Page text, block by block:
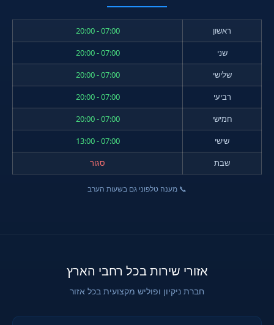
ראשון
07:00 - 20:00
שני
07:00 - 20:00
שלישי
07:00 - 20:00
רביעי
07:00 - 20:00
חמישי
07:00 - 20:00
שישי
07:00 - 13:00
שבת
סגור
📞 מענה טלפוני גם בשעות הערב
אזורי שירות בכל רחבי הארץ
חברת ניקיון ופוליש מקצועית בכל אזור